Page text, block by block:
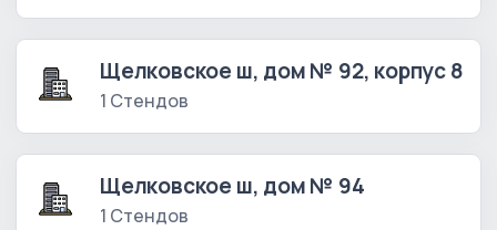
Щелковское ш, дом № 92, корпус 8
1 Стендов
Щелковское ш, дом № 94
1 Стендов